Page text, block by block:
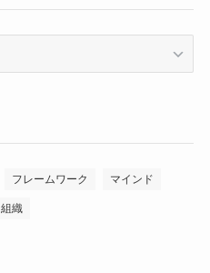
フレームワーク マインド
組織